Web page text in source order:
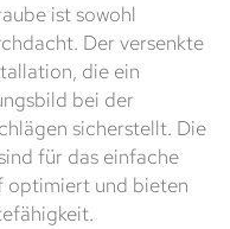
ist sowohl
Der versenkte
die ein
bei der
sicherstellt. Die
für das einfache
optimiert und bieten